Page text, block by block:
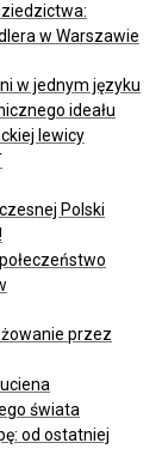
w Warszawie
w jednym języku
ideału
lewicy
Polski
przez
świata
od ostatniej